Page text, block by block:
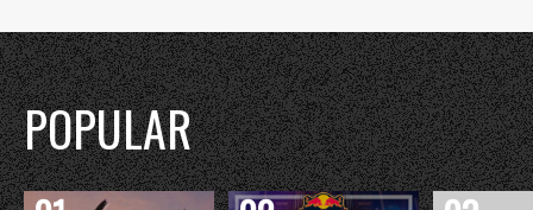
POPULAR